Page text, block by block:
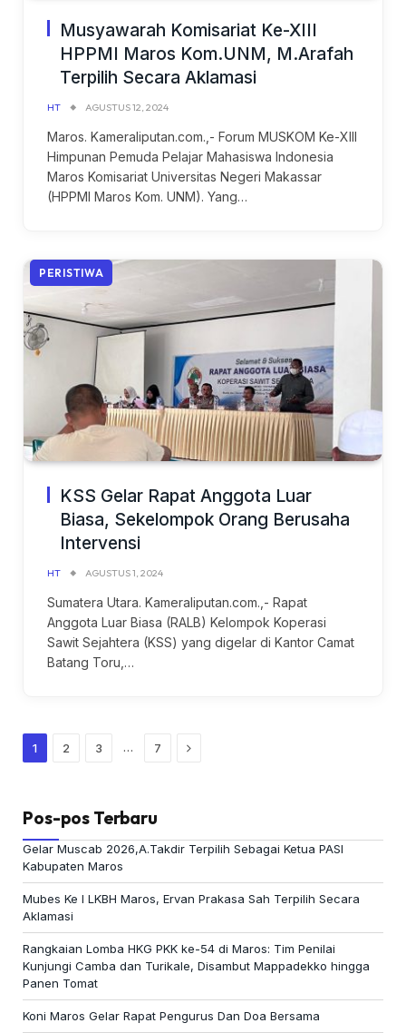
Musyawarah Komisariat Ke-XIII
HPPMI Maros Kom.UNM, M.Arafah
Terpilih Secara Aklamasi
HT AGUSTUS 12, 2024
Maros. Kameraliputan.com.,- Forum MUSKOM Ke-XIII
Himpunan Pemuda Pelajar Mahasiswa Indonesia
Maros Komisariat Universitas Negeri Makassar
(HPPMI Maros Kom. UNM). Yang…
PERISTIWA
KSS Gelar Rapat Anggota Luar
Biasa, Sekelompok Orang Berusaha
Intervensi
HT AGUSTUS 1, 2024
Sumatera Utara. Kameraliputan.com.,- Rapat
Anggota Luar Biasa (RALB) Kelompok Koperasi
Sawit Sejahtera (KSS) yang digelar di Kantor Camat
Batang Toru,…
1 2 3 … 7 Next
Pos-pos Terbaru
Gelar Muscab 2026,A.Takdir Terpilih Sebagai Ketua PASI
Kabupaten Maros
Mubes Ke I LKBH Maros, Ervan Prakasa Sah Terpilih Secara
Aklamasi
Rangkaian Lomba HKG PKK ke-54 di Maros: Tim Penilai
Kunjungi Camba dan Turikale, Disambut Mappadekko hingga
Panen Tomat
Koni Maros Gelar Rapat Pengurus Dan Doa Bersama